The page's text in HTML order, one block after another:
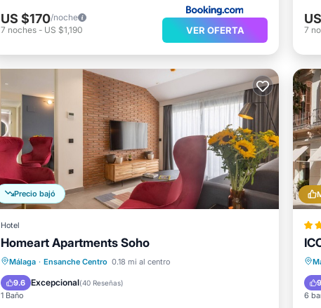
US $170/noche
7 noches - US $1,190 VER OFERTA
7
Precio bajó
Hotel
Homeart Apartments Soho
Málaga · Ensanche Centro 0.18 mi al centro
9.6 Excepcional(40 Reseñas)
1 Baño
Cocina Aire acondicionado
Apto para niños
6